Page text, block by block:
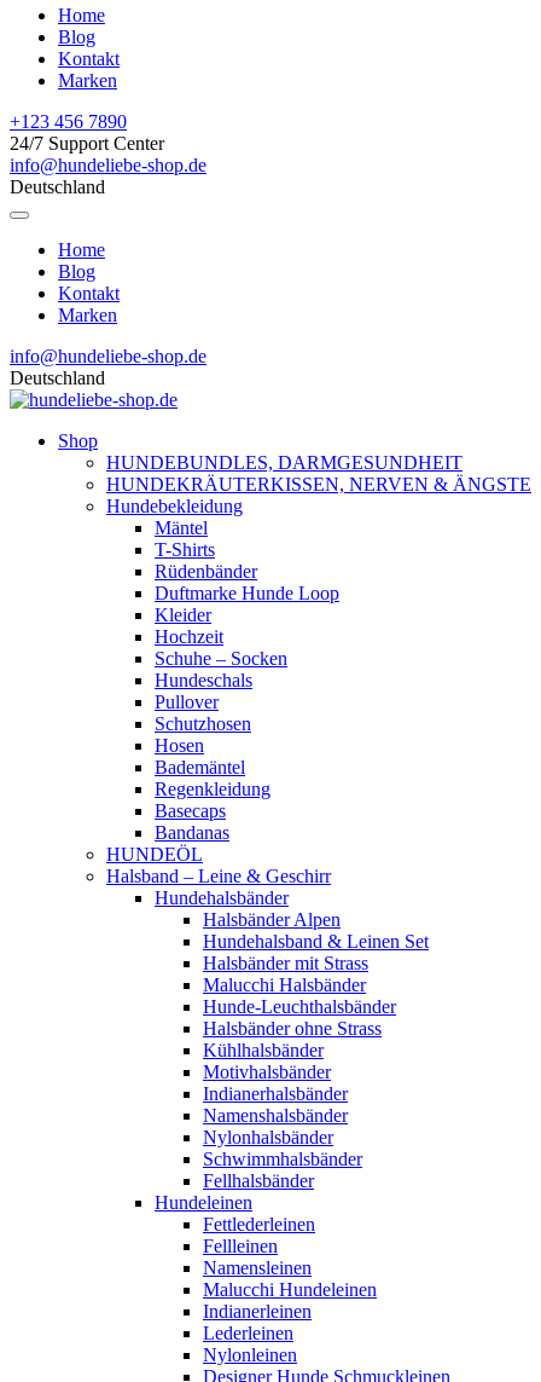
Home
Blog
Kontakt
Marken
+123 456 7890
24/7 Support Center
info@hundeliebe-shop.de
Deutschland
Home
Blog
Kontakt
Marken
info@hundeliebe-shop.de
Deutschland
Shop
HUNDEBUNDLES, DARMGESUNDHEIT
HUNDEKRÄUTERKISSEN, NERVEN & ÄNGSTE
Hundebekleidung
Mäntel
T-Shirts
Rüdenbänder
Duftmarke Hunde Loop
Kleider
Hochzeit
Schuhe – Socken
Hundeschals
Pullover
Schutzhosen
Hosen
Bademäntel
Regenkleidung
Basecaps
Bandanas
HUNDEÖL
Halsband – Leine & Geschirr
Hundehalsbänder
Halsbänder Alpen
Hundehalsband & Leinen Set
Halsbänder mit Strass
Malucchi Halsbänder
Hunde-Leuchthalsbänder
Halsbänder ohne Strass
Kühlhalsbänder
Motivhalsbänder
Indianerhalsbänder
Namenshalsbänder
Nylonhalsbänder
Schwimmhalsbänder
Fellhalsbänder
Hundeleinen
Fettlederleinen
Fellleinen
Namensleinen
Malucchi Hundeleinen
Indianerleinen
Lederleinen
Nylonleinen
Designer Hunde Schmuckleinen